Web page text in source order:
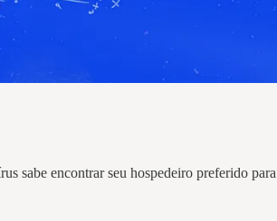
sabe encontrar seu hospedeiro preferido